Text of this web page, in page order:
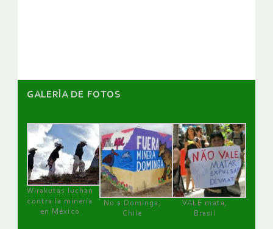
GALERÌA DE FOTOS
Wirakutas luchan
contra la minería
en México
No a Dominga,
Chile
VALE mata,
Brasil